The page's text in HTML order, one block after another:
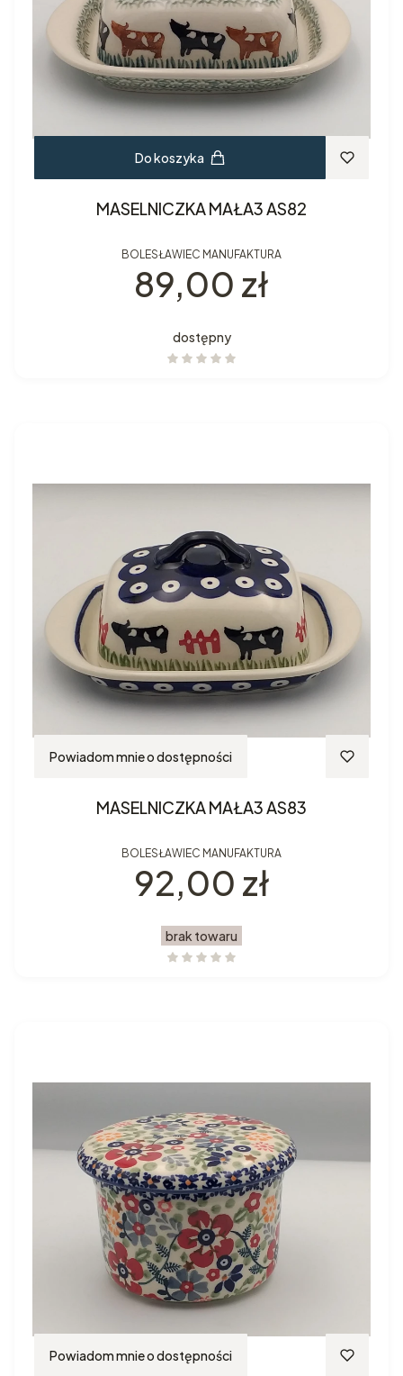
Do koszyka
MASELNICZKA MAŁA3 AS82
BOLESŁAWIEC MANUFAKTURA
Cena
89,00 zł
dostępny
Powiadom mnie o dostępności
MASELNICZKA MAŁA3 AS83
BOLESŁAWIEC MANUFAKTURA
Cena
92,00 zł
brak towaru
Powiadom mnie o dostępności